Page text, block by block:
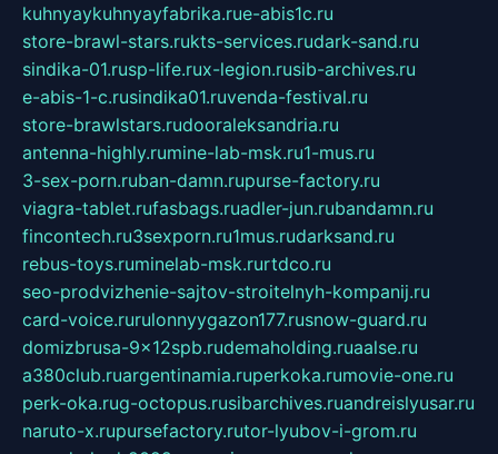
kuhnyaykuhnyayfabrika.rue-abis1c.ru
store-brawl-stars.rukts-services.rudark-sand.ru
sindika-01.rusp-life.rux-legion.rusib-archives.ru
e-abis-1-c.rusindika01.ruvenda-festival.ru
store-brawlstars.rudooraleksandria.ru
antenna-highly.rumine-lab-msk.ru1-mus.ru
3-sex-porn.ruban-damn.rupurse-factory.ru
viagra-tablet.rufasbags.ruadler-jun.rubandamn.ru
fincontech.ru3sexporn.ru1mus.rudarksand.ru
rebus-toys.ruminelab-msk.rurtdco.ru
seo-prodvizhenie-sajtov-stroitelnyh-kompanij.ru
card-voice.rurulonnyygazon177.rusnow-guard.ru
domizbrusa-9x12spb.rudemaholding.ruaalse.ru
a380club.ruargentinamia.ruperkoka.rumovie-one.ru
perk-oka.rug-octopus.rusibarchives.ruandreislyusar.ru
naruto-x.rupursefactory.rutor-lyubov-i-grom.ru